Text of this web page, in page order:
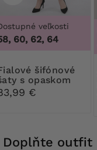
veľkosti
60, 62, 64
s opaskom
€
44/
Doplňte outfit